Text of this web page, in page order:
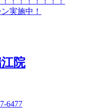
実施中！